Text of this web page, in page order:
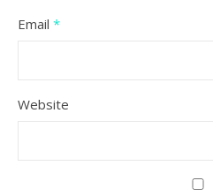
Email *
Website